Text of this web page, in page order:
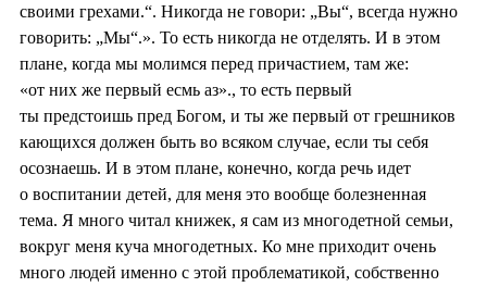
своими грехами.“. Никогда не говори: „Вы“, всегда нужно
говорить: „Мы“.». То есть никогда не отделять. И в этом
плане, когда мы молимся перед причастием, там же:
«от них же первый есмь аз»., то есть первый
ты предстоишь пред Богом, и ты же первый от грешников
кающихся должен быть во всяком случае, если ты себя
осознаешь. И в этом плане, конечно, когда речь идет
о воспитании детей, для меня это вообще болезненная
тема. Я много читал книжек, я сам из многодетной семьи,
вокруг меня куча многодетных. Ко мне приходит очень
много людей именно с этой проблематикой, собственно